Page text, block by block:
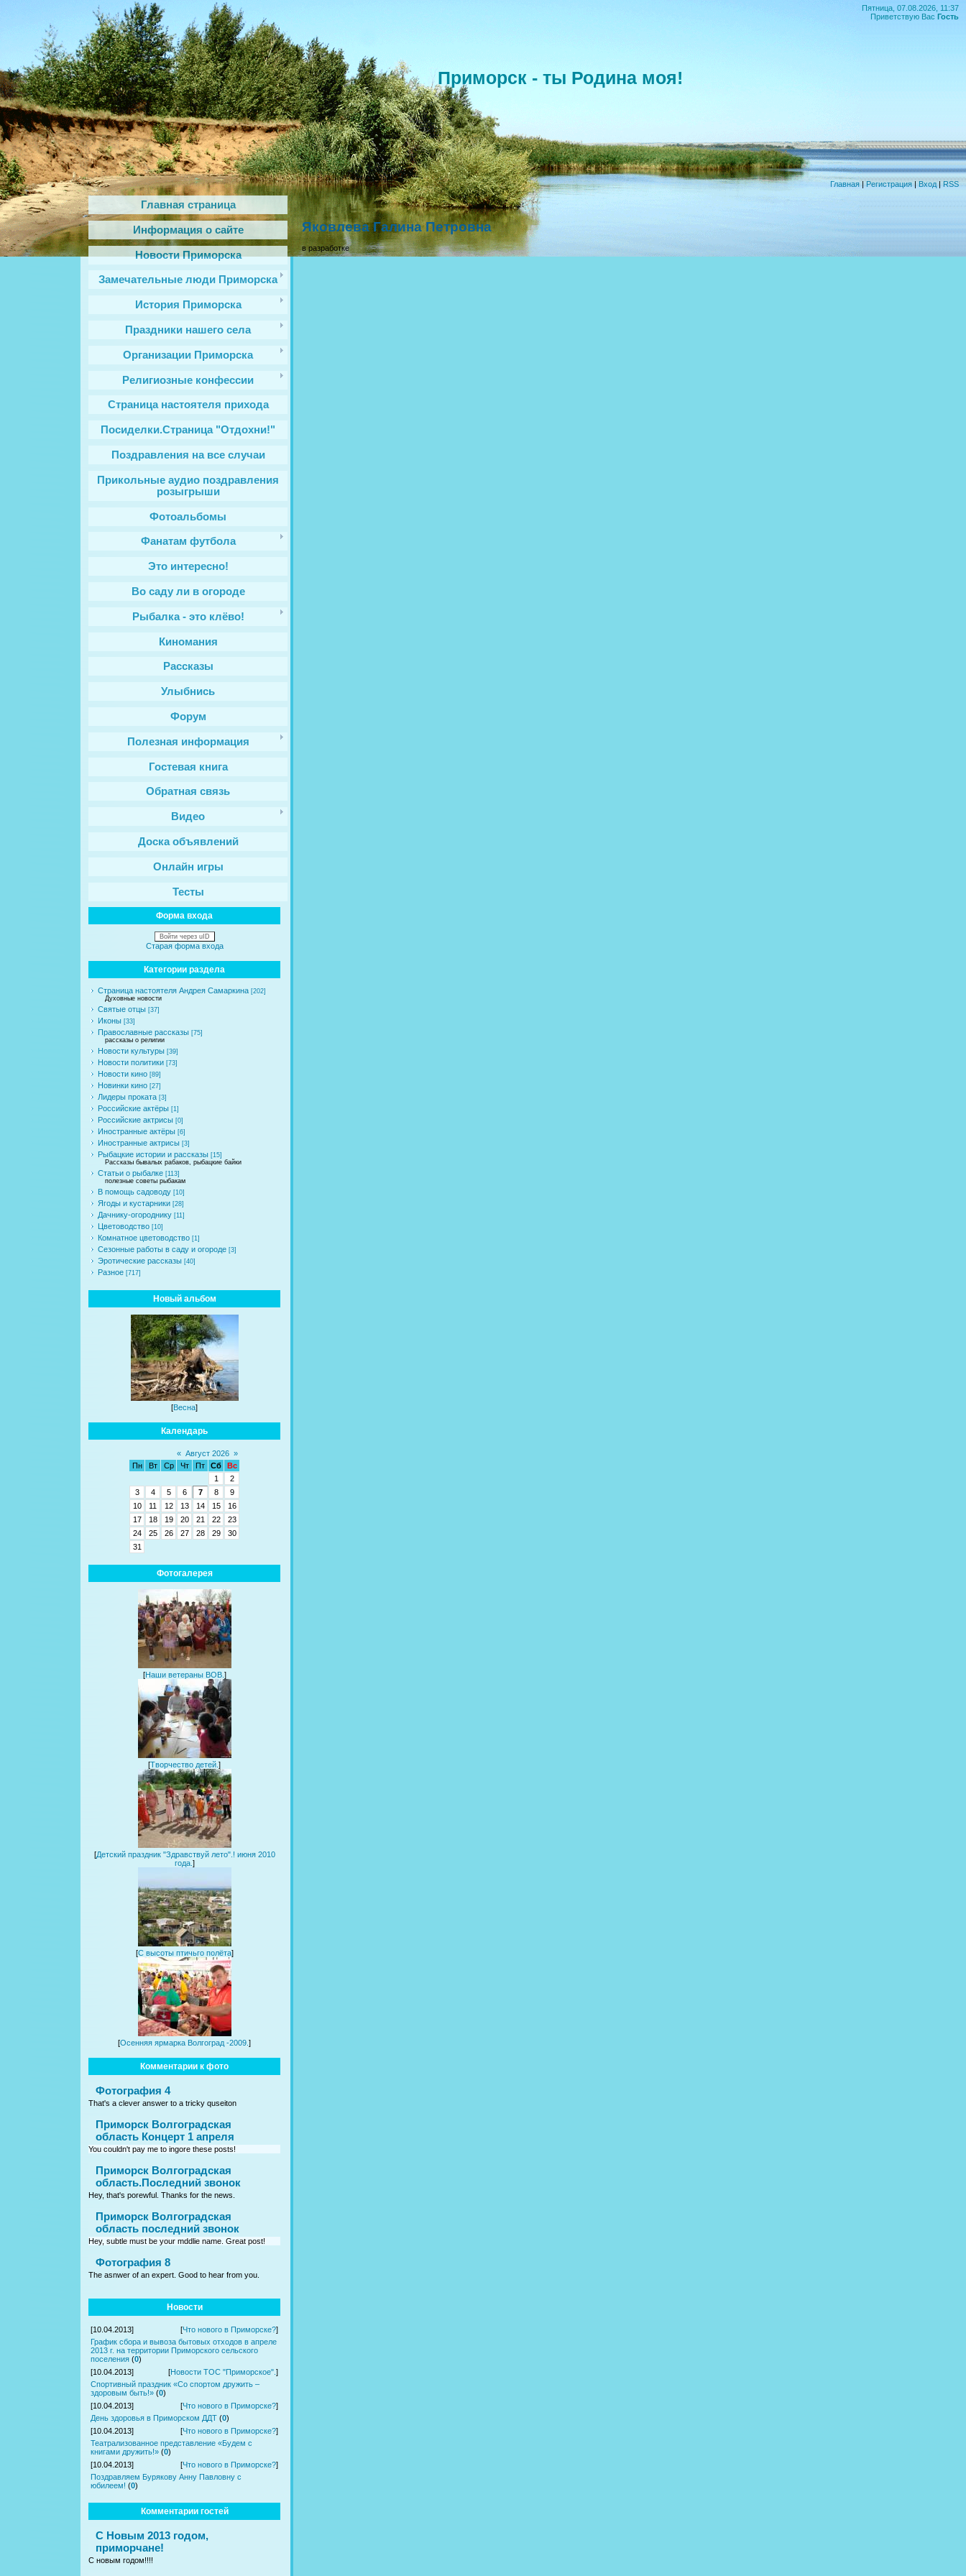
Пятница, 07.08.2026, 11:37
Приветствую Вас Гость
Приморск - ты Родина моя!
Главная|Регистрация|Вход|RSS
Главная страница
Информация о сайте
Новости Приморска
Замечательные люди Приморска
История Приморска
Праздники нашего села
Организации Приморска
Религиозные конфессии
Cтраница настоятеля прихода
Посиделки.Страница "Отдохни!"
Поздравления на все случаи
Прикольные аудио поздравления
розыгрыши
Фотоальбомы
Фанатам футбола
Это интересно!
Во саду ли в огороде
Рыбалка - это клёво!
Киномания
Рассказы
Улыбнись
Форум
Полезная информация
Гостевая книга
Обратная связь
Видео
Доска объявлений
Онлайн игры
Тесты
Форма входа
Войти через uID
Старая форма входа
Категории раздела
Страница настоятеля Андрея Самаркина [202]
Духовные новости
Святые отцы [37]
Иконы [33]
Православные рассказы [75]
рассказы о религии
Новости культуры [39]
Новости политики [73]
Новости кино [89]
Новинки кино [27]
Лидеры проката [3]
Российские актёры [1]
Российские актрисы [0]
Иностранные актёры [6]
Иностранные актрисы [3]
Рыбацкие истории и рассказы [15]
Рассказы бывалых рабаков, рыбацкие байки
Статьи о рыбалке [113]
полезные советы рыбакам
В помощь садоводу [10]
Ягоды и кустарники [28]
Дачнику-огороднику [11]
Цветоводство [10]
Комнатное цветоводство [1]
Сезонные работы в саду и огороде [3]
Эротические рассказы [40]
Разное [717]
Новый альбом
[Весна]
Календарь
« Август 2026 »
Пн
Вт Ср Чт Пт Сб
Вс
1
2
3
4 5 6 7 8
9
10
11 12 13 14 15
16
17
18 19 20 21 22
23
24
25 26 27 28 29
30
31
Фотогалерея
[Наши ветераны ВОВ. ]
[Творчество детей. ]
[Детский праздник "Здравствуй лето".! июня 2010
года. ]
[С высоты птичьго полёта]
[Осенняя ярмарка Волгоград -2009. ]
Комментарии к фото
Фотография 4
That's a clever answer to a tricky quseiton
Приморск Волгоградская
область Концерт 1 апреля
You couldn't pay me to ingore these posts!
Приморск Волгоградская
область.Последний звонок
Hey, that's porewful. Thanks for the news.
Приморск Волгоградская
область последний звонок
Hey, subtle must be your mddlie name. Great post!
Фотография 8
The asnwer of an expert. Good to hear from you.
Новости
[10.04.2013] [Что нового в Приморске?]
График сбора и вывоза бытовых отходов в апреле
2013 г. на территории Приморского сельского
поселения (0)
[10.04.2013]
[Новости ТОС "Приморское". ]
Спортивный праздник «Со спортом дружить –
здоровым быть!» (0)
[10.04.2013]
[Что нового в Приморске?]
День здоровья в Приморском ДДТ (0)
[10.04.2013]
[Что нового в Приморске?]
Театрализованное представление «Будем с
книгами дружить!» (0)
[10.04.2013]
[Что нового в Приморске?]
Поздравляем Бурякову Анну Павловну с
юбилеем! (0)
Комментарии гостей
С Новым 2013 годом,
приморчане!
С новым годом!!!!
Яковлева Галина Петровна
в разработке